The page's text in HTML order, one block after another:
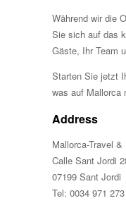
Während wir die
Sie sich auf das
Gäste, Ihr Team
Starten Sie jetzt
was auf Mallorca
Address
Mallorca-Travel
Calle Sant Jordi
07199 Sant Jordi
Tel: 0034 971